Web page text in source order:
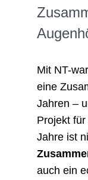
Mit NT-
eine
Jahren –
Projekt
Jahre ist
auch ein